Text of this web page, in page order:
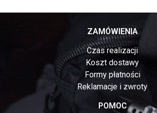
ZAMÓWIENIA
Czas realizacji
Koszt dostawy
Formy płatności
Reklamacje i zwroty
POMOC